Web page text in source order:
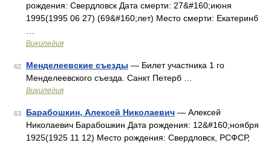
рождения: Свердловск Дата смерти: 27&#160;июня
1995(1995 06 27) (69&#160;лет) Место смерти: Екатеринб
Википедия
62 Менделеевские съезды — Билет участника 1 го
Менделеевского съезда. Санкт Петерб …
Википедия
63 Барабошкин, Алексей Николаевич — Алексей
Николаевич Барабошкин Дата рождения: 12&#160;ноября
1925(1925 11 12) Место рождения: Свердловск, РСФСР,